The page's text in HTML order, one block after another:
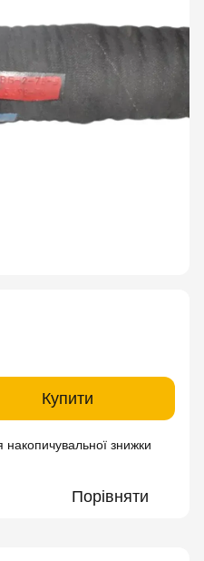
Купити
накопичувальної знижки
Порівняти